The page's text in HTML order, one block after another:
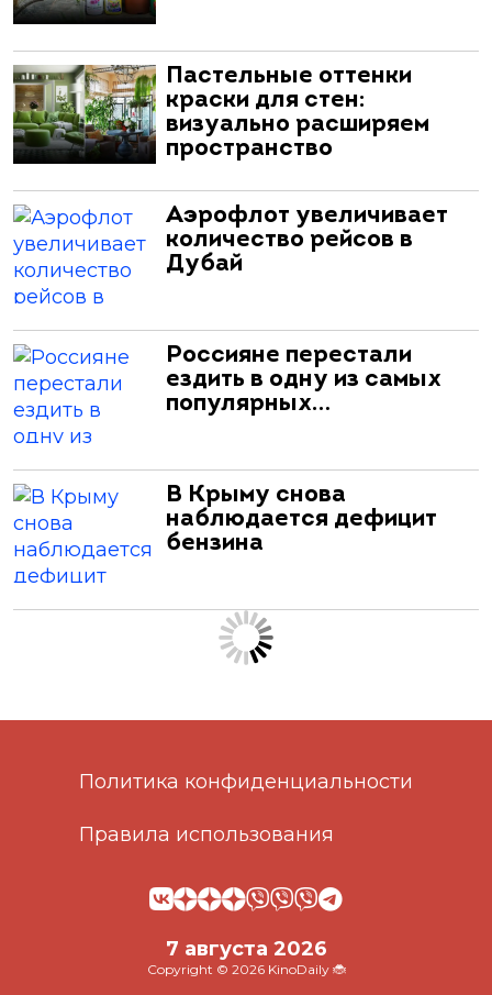
Пастельные оттенки
краски для стен:
визуально расширяем
пространство
Аэрофлот увеличивает
количество рейсов в
Дубай
Россияне перестали
ездить в одну из самых
популярных…
В Крыму снова
наблюдается дефицит
бензина
Политика конфиденциальности
Правила использования
7 августа 2026
Copyright © 2026 KinoDaily 🐞